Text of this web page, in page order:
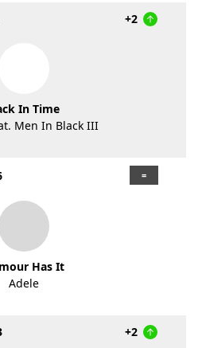
+2
In Time
Men In Black III
Has It
Adele
+2